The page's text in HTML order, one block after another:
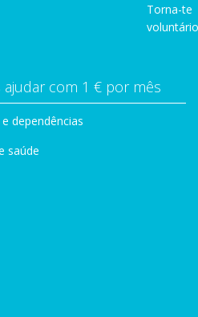
Torna-te
com 1 € por mês
dependências
saúde